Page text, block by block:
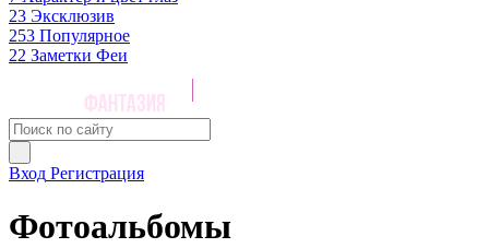
23 Эксклюзив
253 Популярное
22 Заметки Феи
Вход Регистрация
Фотоальбомы